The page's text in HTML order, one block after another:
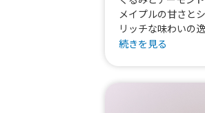
メイプルの甘さと
リッチな味わいの逸
・くるみ
続きを見る